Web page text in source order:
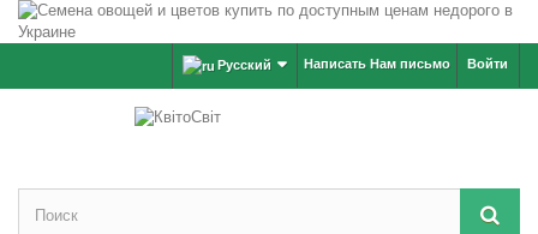
Войти
Написать Нам письмо
Русский